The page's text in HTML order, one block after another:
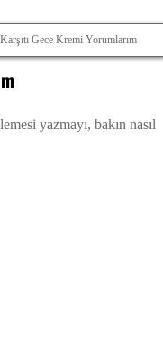
Gece Kremi Yorumlarım
yazmayı, bakın nasıl